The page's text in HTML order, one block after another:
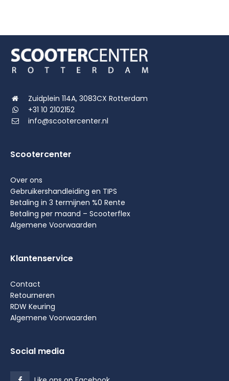
Zuidplein 114A, 3083CX Rotterdam
+31 10 2102152
info@scootercenter.nl
Scootercenter
Over ons
Gebruikershandleiding en TIPS
Betaling in 3 termijnen %0 Rente
Betaling per maand – Scooterflex
Algemene Voorwaarden
Klantenservice
Contact
Retourneren
RDW Keuring
Algemene Voorwaarden
Social media